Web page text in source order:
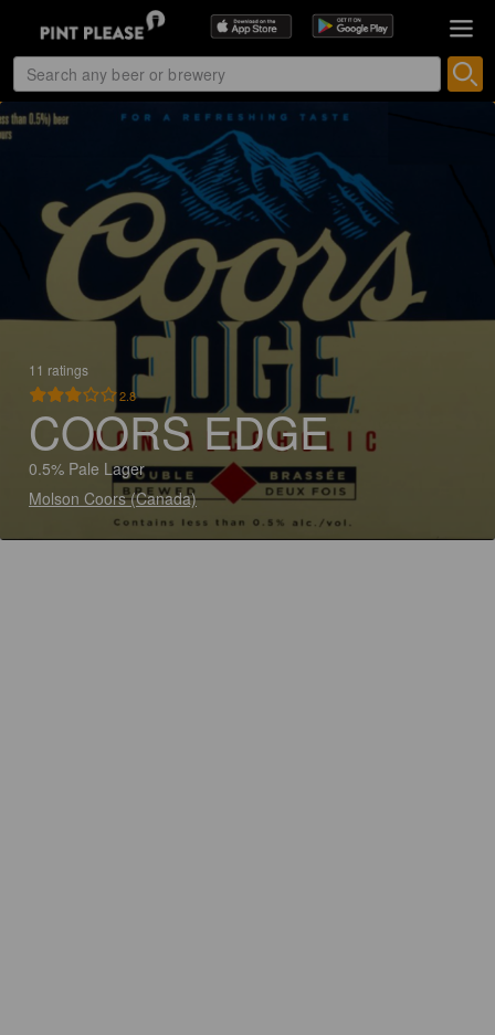
11 ratings
2.8
COORS EDGE
0.5% Pale Lager
Molson Coors (Canada)